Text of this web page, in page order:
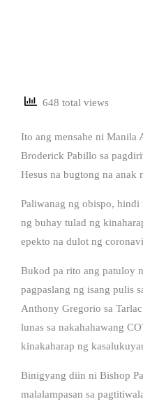
648 total views
Ito ang mensahe ni Manila
Broderick Pabillo sa
Hesus na bugtong na anak
Paliwanag ng obispo, hindi
ng buhay tulad ng
epekto na dulot ng
Bukod pa rito ang patuloy
pagpaslang ng isang pulis
Anthony Gregorio sa
lunas sa nakahahawang
kinakaharap ng
Binigyang diin ni Bishop
malalampasan sa